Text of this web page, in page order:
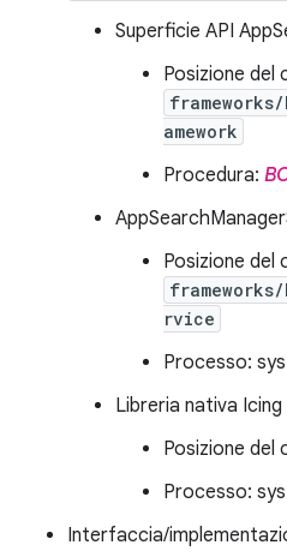
Superficie API
Posizione del
amework
Procedura:
Posizione del
rvice
Processo:
Libreria nativa Icing
Posizione del
Processo:
Interfaccia/